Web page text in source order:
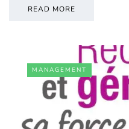
READ MORE
MANAGEMENT